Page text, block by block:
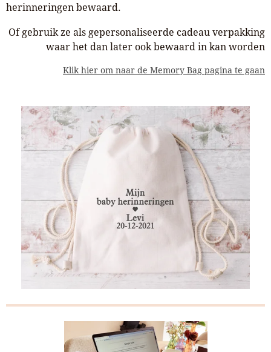
herinneringen bewaard.
Of gebruik ze als gepersonaliseerde cadeau verpakking
waar het dan later ook bewaard in kan worden
Klik hier om naar de Memory Bag pagina te gaan